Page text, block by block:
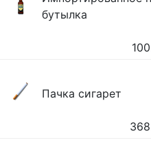
бутылка
Пачка сигарет